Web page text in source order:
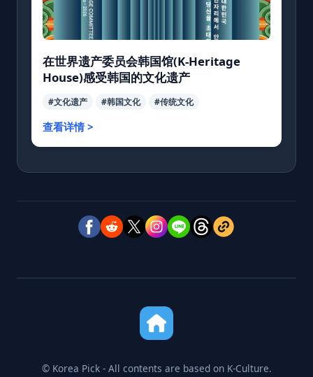
在世界遗产委员会韩国馆(K-Heritage
House)感受韩国的文化遗产
#文化遗产 #韩国文化 #传统文化
查看详情 >
© Korea Pick - All contents are based on K-Culture.